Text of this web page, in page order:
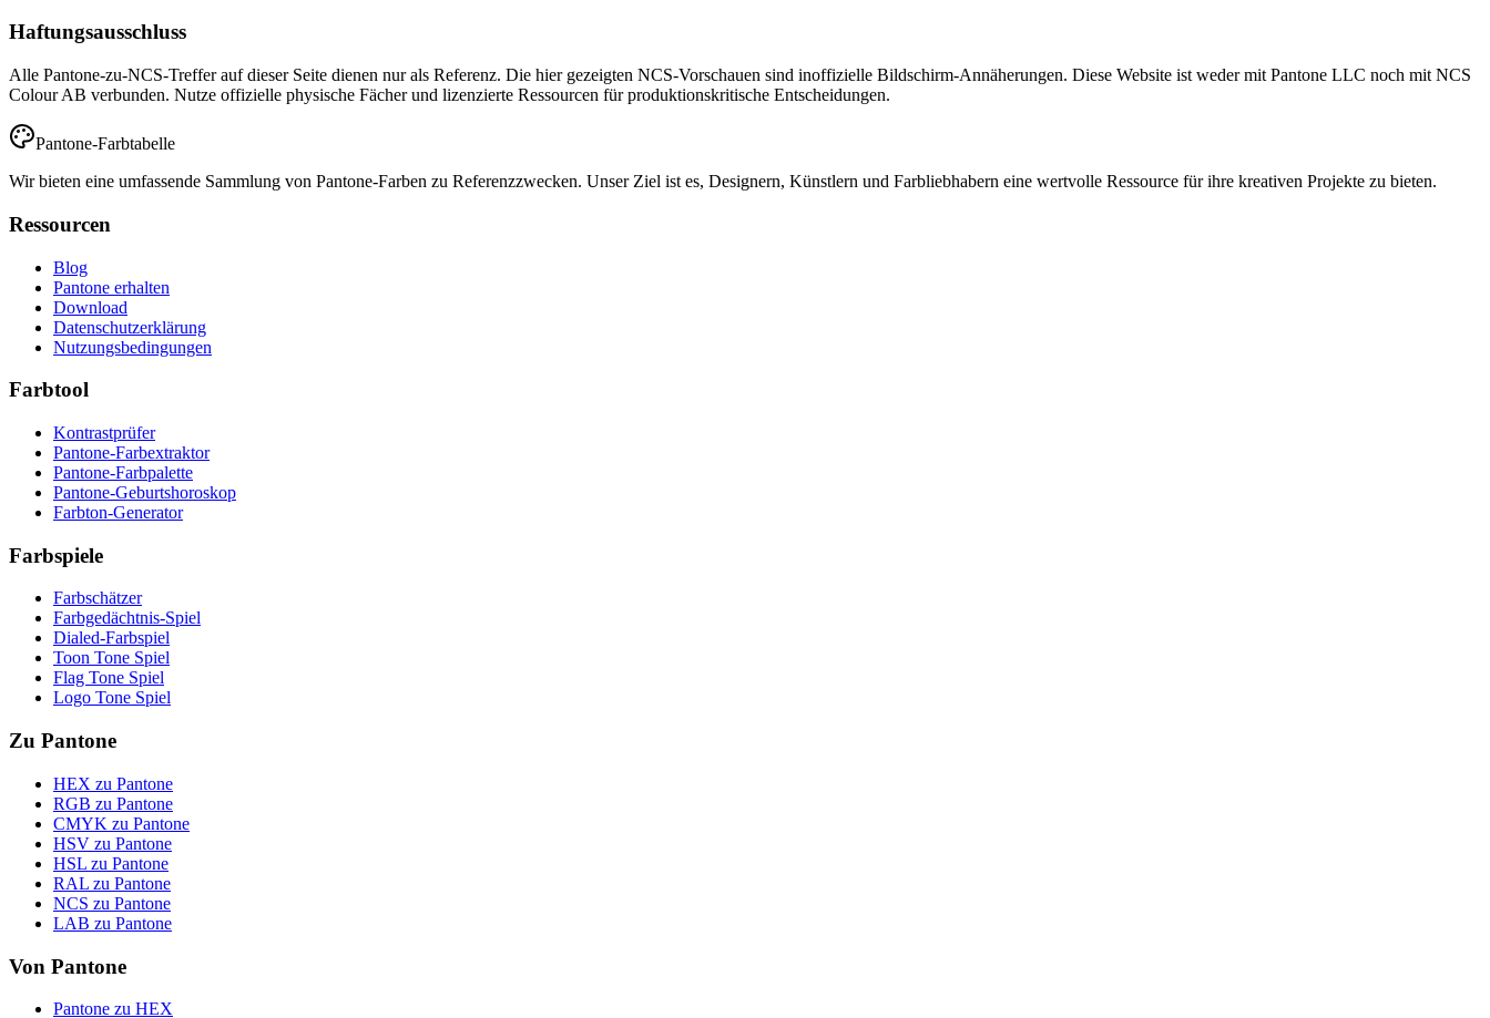
Haftungsausschluss
Alle Pantone-zu-NCS-Treffer auf dieser Seite dienen nur als Referenz. Die hier gezeigten NCS-Vorschauen sind inoffizielle Bildschirm-Annäherungen. Diese Website ist weder mit Pantone LLC noch mit NCS
Colour AB verbunden. Nutze offizielle physische Fächer und lizenzierte Ressourcen für produktionskritische Entscheidungen.
Pantone-Farbtabelle
Wir bieten eine umfassende Sammlung von Pantone-Farben zu Referenzzwecken. Unser Ziel ist es, Designern, Künstlern und Farbliebhabern eine wertvolle Ressource für ihre kreativen Projekte zu bieten.
Ressourcen
Blog
Pantone erhalten
Download
Datenschutzerklärung
Nutzungsbedingungen
Farbtool
Kontrastprüfer
Pantone-Farbextraktor
Pantone-Farbpalette
Pantone-Geburtshoroskop
Farbton-Generator
Farbspiele
Farbschätzer
Farbgedächtnis-Spiel
Dialed-Farbspiel
Toon Tone Spiel
Flag Tone Spiel
Logo Tone Spiel
Zu Pantone
HEX zu Pantone
RGB zu Pantone
CMYK zu Pantone
HSV zu Pantone
HSL zu Pantone
RAL zu Pantone
NCS zu Pantone
LAB zu Pantone
Von Pantone
Pantone zu HEX